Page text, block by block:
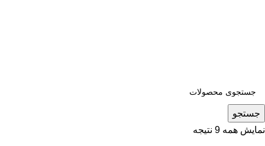
جستجو
نمایش همه 9 نتیجه